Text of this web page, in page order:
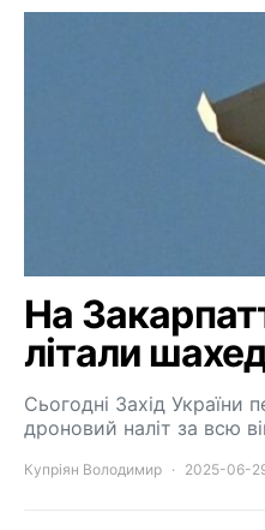
На
літали
Сьогодні Захід України
дроновий наліт за всю
Купріян Володимир 2025-06-